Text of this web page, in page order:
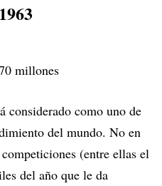
millones
considerado como uno de
del mundo. No en
(entre ellas el
del año que le da